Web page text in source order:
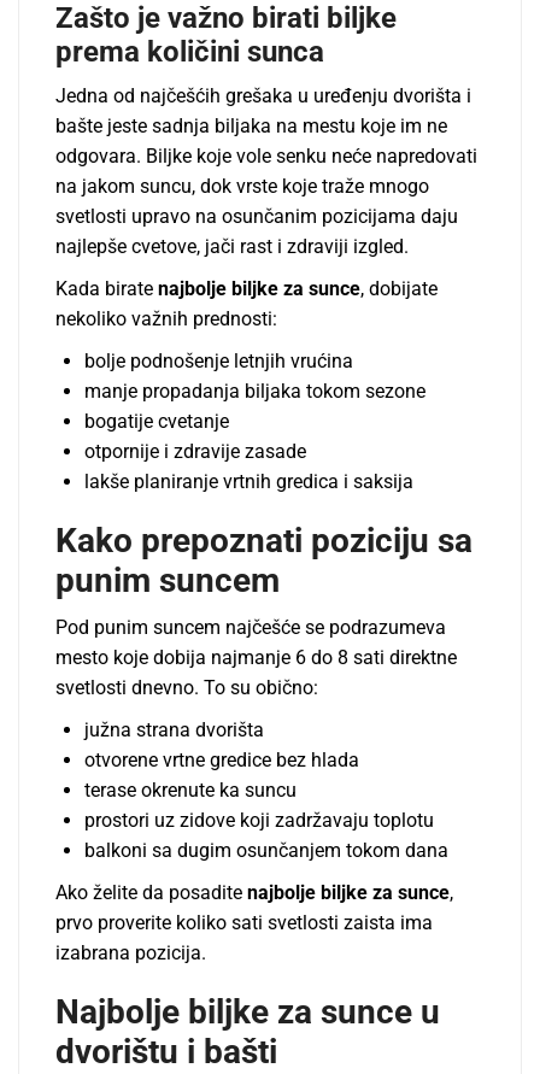
Zašto je važno birati biljke
prema količini sunca
Jedna od najčešćih grešaka u uređenju dvorišta i
bašte jeste sadnja biljaka na mestu koje im ne
odgovara. Biljke koje vole senku neće napredovati
na jakom suncu, dok vrste koje traže mnogo
svetlosti upravo na osunčanim pozicijama daju
najlepše cvetove, jači rast i zdraviji izgled.
Kada birate najbolje biljke za sunce, dobijate
nekoliko važnih prednosti:
bolje podnošenje letnjih vrućina
manje propadanja biljaka tokom sezone
bogatije cvetanje
otpornije i zdravije zasade
lakše planiranje vrtnih gredica i saksija
Kako prepoznati poziciju sa
punim suncem
Pod punim suncem najčešće se podrazumeva
mesto koje dobija najmanje 6 do 8 sati direktne
svetlosti dnevno. To su obično:
južna strana dvorišta
otvorene vrtne gredice bez hlada
terase okrenute ka suncu
prostori uz zidove koji zadržavaju toplotu
balkoni sa dugim osunčanjem tokom dana
Ako želite da posadite najbolje biljke za sunce,
prvo proverite koliko sati svetlosti zaista ima
izabrana pozicija.
Najbolje biljke za sunce u
dvorištu i bašti